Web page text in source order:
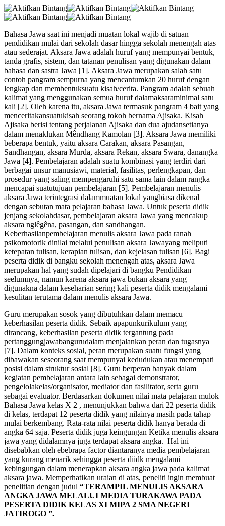
Bahasa Jawa saat ini menjadi muatan lokal wajib di satuan
pendidikan mulai dari sekolah dasar hingga sekolah menengah atas
atau sederajat. Aksara Jawa adalah huruf yang mempunyai bentuk,
tanda grafis, sistem, dan tatanan penulisan yang digunakan dalam
bahasa dan sastra Jawa [1]. Aksara Jawa merupakan salah satu
contoh pangram sempurna yang mencantumkan 20 huruf dengan
lengkap dan membentuksuatu kisah/cerita. Pangram adalah sebuah
kalimat yang menggunakan semua huruf dalamaksaraminimal satu
kali [2]. Oleh karena itu, aksara Jawa termasuk pangram 4 bait yang
menceritakansuatukisah seorang tokoh bernama Ajisaka. Kisah
Ajisaka berisi tentang perjalanan Ajisaka dan dua ajudansetianya
dalam menaklukan Mêndhang Kamolan [3]. Aksara Jawa memiliki
beberapa bentuk, yaitu aksara Carakan, aksara Pasangan,
Sandhangan, aksara Murda, aksara Rekan, aksara Swara, danangka
Jawa [4]. Pembelajaran adalah suatu kombinasi yang terdiri dari
berbagai unsur manusiawi, material, fasilitas, perlengkapan, dan
prosedur yang saling mempengaruhi satu sama lain dalam rangka
mencapai suatutujuan pembelajaran [5]. Pembelajaran menulis
aksara Jawa terintegrasi dalammuatan lokal yangbiasa dikenal
dengan sebutan mata pelajaran bahasa Jawa. Untuk peserta didik
jenjang sekolahdasar, pembelajaran aksara Jawa yang mencakup
aksara nglêgêna, pasangan, dan sandhangan.
Keberhasilanpembelajaran menulis aksara Jawa pada ranah
psikomotorik dinilai melalui penulisan aksara Jawayang meliputi
ketepatan tulisan, kerapian tulisan, dan kejelasan tulisan [6]. Bagi
peserta didik di bangku sekolah menengah atas, aksara Jawa
merupakan hal yang sudah dipelajari di bangku Pendidikan
seelumnya, namun karena aksara jawa bukan aksara yang
digunakna dalam keseharian sering kali peserta didik mengalami
kesulitan terutama dalam menulis aksara Jawa.
Guru merupakan sosok yang dibutuhkan dalam memacu
keberhasilan peserta didik. Sebaik apapunkurikulum yang
dirancang, keberhasilan peserta didik tergantung pada
pertanggungjawabangurudalam menjalankan peran dan tugasnya
[7]. Dalam konteks sosial, peran merupakan suatu fungsi yang
dibawakan seseorang saat mempunyai kedudukan atau menempati
posisi dalam struktur sosial [8]. Guru berperan banyak dalam
kegiatan pembelajaran antara lain sebagai demonstrator,
pengelolakelas/organisator, mediator dan fasilitator, serta guru
sebagai evaluator. Berdasarkan dokumen nilai mata pelajaran mulok
Bahasa Jawa kelas X 2 , menunjukkan bahwa dari 22 peserta didik
di kelas, terdapat 12 peserta didik yang nilainya masih pada tahap
mulai berkembang. Rata-rata nilai peserta didik hanya berada di
angka 64 saja. Peserta didik juga keingungan Ketika menulis aksara
jawa yang didalamnya juga terdapat aksara angka. Hal ini
disebabkan oleh ebebrapa factor diantaranya media pembelajaran
yang kurang menarik sehingga peserta diidk mengalami
kebingungan dalam menerapkan aksara angka jawa pada kalimat
aksara jawa. Memperhatikan uraian di atas, peneliti ingin membuat
penelitian dengan judul “TERAMPIL MENULIS AKSARA
ANGKA JAWA MELALUI MEDIA TURAKAWA PADA
PESERTA DIDIK KELAS XI MIPA 2 SMA NEGERI
JATIROGO ”.